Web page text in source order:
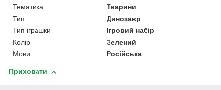
Тематика
Тварини
Тип
Динозавр
Тип іграшки
Ігровий набір
Колір
Зелений
Мови
Російська
Приховати